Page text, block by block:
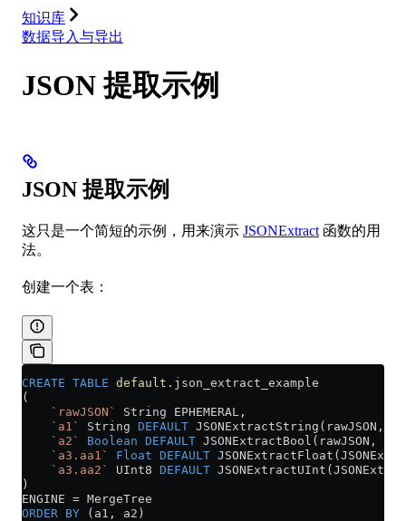
知识库
数据导入与导出
JSON 提取示例
JSON 提取示例
这只是一个简短的示例，用来演示 JSONExtract 函数的用
法。
创建一个表：
CREATE TABLE default .json_extract_example
(
    `rawJSON`
String EPHEMERAL,
    `a1`
String DEFAULT JSONExtractString(rawJSON,
    `a2`
Boolean DEFAULT JSONExtractBool(rawJSON,
    `a3.aa1`
Float DEFAULT
    `a3.aa2`
UInt8 DEFAULT
)
ENGINE = MergeTree
ORDER BY (a1, a2)